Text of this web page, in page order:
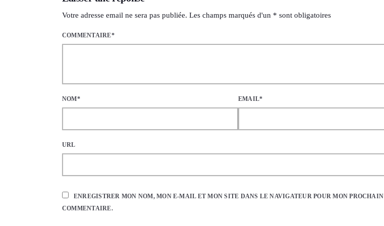
Votre adresse email ne sera pas publiée. Les champs marqués d'un * sont obligatoires
COMMENTAIRE*
NOM* EMAIL*
URL
ENREGISTRER MON NOM, MON E-MAIL ET MON SITE DANS LE NAVIGATEUR POUR MON PROCHAIN
COMMENTAIRE.